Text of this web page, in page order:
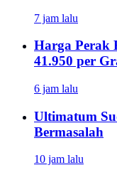
7 jam lalu
Harga Perak
41.950 per
6 jam lalu
Ultimatum
Bermasalah
10 jam lalu